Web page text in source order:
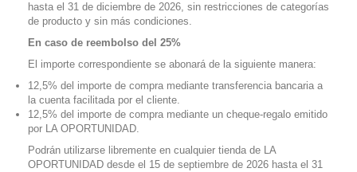
hasta el 31 de diciembre de 2026, sin restricciones de categorías
de producto y sin más condiciones.
En caso de reembolso del 25%
El importe correspondiente se abonará de la siguiente manera:
12,5% del importe de compra mediante transferencia bancaria a
la cuenta facilitada por el cliente.
12,5% del importe de compra mediante un cheque-regalo emitido
por LA OPORTUNIDAD.
Podrán utilizarse libremente en cualquier tienda de LA
OPORTUNIDAD desde el 15 de septiembre de 2026 hasta el 31